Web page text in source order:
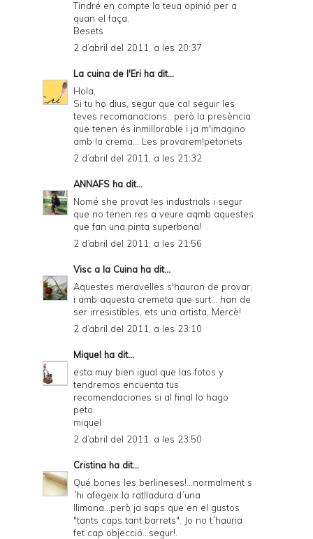
Tindré en compte la teua opinió per a
quan el faça.
Besets
2 d’abril del 2011, a les 20:37
La cuina de l'Eri ha dit...
Hola,
Si tu ho dius, segur que cal seguir les
teves recomanacions.. però la presència
que tenen és inmillorable i ja m'imagino
amb la crema... Les provarem!petonets
2 d’abril del 2011, a les 21:32
ANNAFS ha dit...
Nomé she provat les industrials i segur
que no tenen res a veure aqmb aquestes
que fan una pinta superbona!
2 d’abril del 2011, a les 21:56
Visc a la Cuina ha dit...
Aquestes meravelles s'hauran de provar,
i amb aquesta cremeta que surt... han de
ser irresistibles, ets una artista, Mercè!
2 d’abril del 2011, a les 23:10
Miquel ha dit...
esta muy bien igual que las fotos y
tendremos encuenta tus
recomendaciones si al final lo hago
peto
miquel
2 d’abril del 2011, a les 23:50
Cristina ha dit...
Qué bones les berlineses!...normalment s
´hi afegeix la ratlladura d´una
llimona...però ja saps que en el gustos
"tants caps tant barrets". Jo no t´hauria
fet cap objecció...segur!.